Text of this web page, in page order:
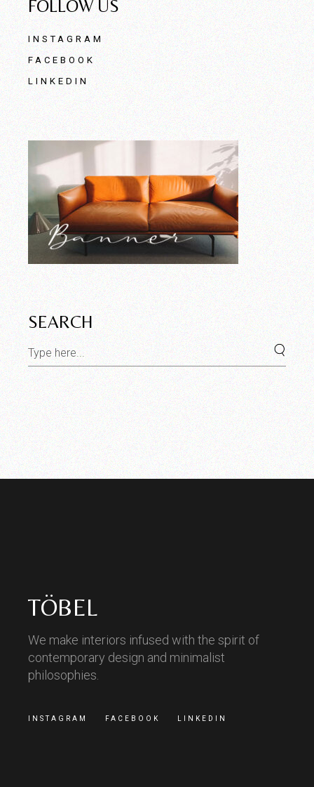
FOLLOW US
INSTAGRAM
FACEBOOK
LINKEDIN
SEARCH
Search
for:
TÖBEL
We make interiors infused with the spirit of
contemporary design and minimalist
philosophies.
INSTAGRAM FACEBOOK LINKEDIN